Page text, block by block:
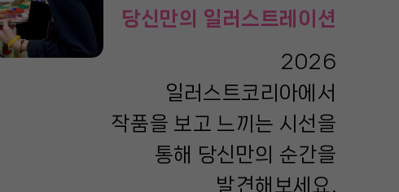
당신만의 일러스트레이션
2026
일러스트코리아에서
작품을 보고 느끼는 시선을
통해 당신만의 순간을
발견해보세요.